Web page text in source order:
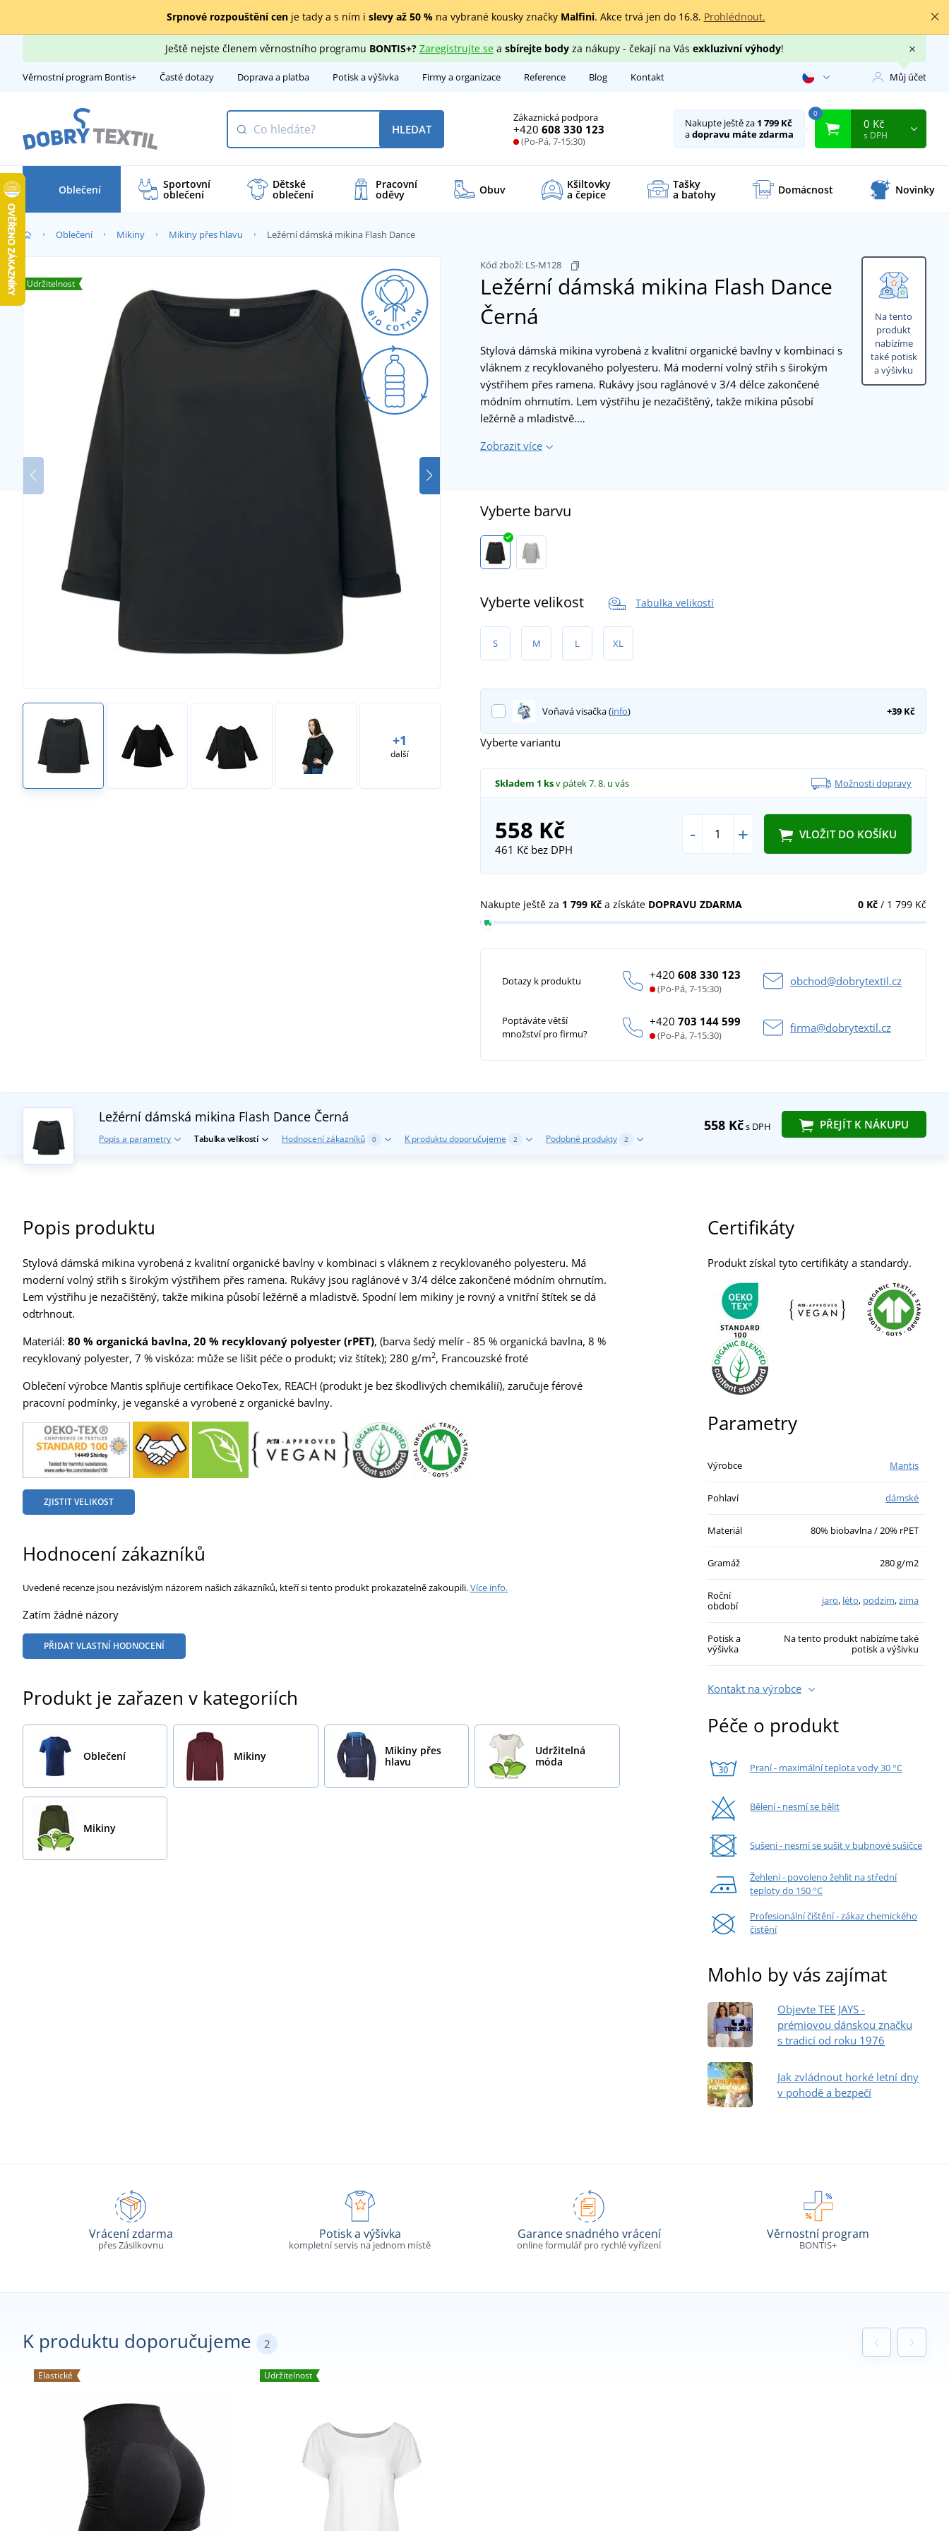
Srpnové rozpouštění cenje tady a s ním i slevy až 50 %na vybrané kousky značky Malfini. Akce trvá jen do 16.8. Prohlédnout.
Ještě nejste členem věrnostního programu BONTIS+? Zaregistrujte sea sbírejte bodyza nákupy - čekají na Vás exkluzivní výhody!
Věrnostní program Bontis+ Časté dotazy Doprava a platba Potisk a výšivka Firmy a organizace Reference Blog Kontakt Můj účet
Zákaznická podpora
+420 608 330 123
(Po-Pá, 7-15:30)
HLEDAT Nakupte ještě za 1 799 Kč
adopravu máte zdarma
0
0 Kč
s DPH
Oblečení Sportovní
oblečení
Dětské
oblečení
Pracovní
oděvy Obuv Kšiltovky
a čepice
Tašky
a batohy Domácnost Novinky
Oblečení Mikiny Mikiny přes hlavu Ležérní dámská mikina Flash Dance
Na tento
produkt
nabízíme
také potisk
a výšivku
Kód zboží: LS-M128
Ležérní dámská mikina Flash Dance
Černá
+1
další
Udržitelnost
Stylová dámská mikina vyrobená z kvalitní organické bavlny v kombinaci s
vláknem z recyklovaného polyesteru. Má moderní volný střih s širokým
výstřihem přes ramena. Rukávy jsou raglánové v 3/4 délce zakončené
módním ohrnutím. Lem výstřihu je nezačištěný, takže mikina působí
ležérně a mladistvě.…
Zobrazit více
Vyberte barvu
Vyberte velikost Tabulka velikostí
S M L XL
Voňavá visačka (info) +39 Kč
Vyberte variantu
Skladem 1 ksv pátek 7. 8. u vás Možnosti dopravy
558 Kč
461 Kčbez DPH
- + VLOŽIT DO KOŠÍKU
0 Kč/ 1 799 Kč
Nakupte ještě za 1 799 Kč a získáte DOPRAVU ZDARMA
Dotazy k produktu +420608 330 123
(Po-Pá, 7-15:30)
obchod@dobrytextil.cz
Poptáváte větší
množství pro firmu?
+420703 144 599
(Po-Pá, 7-15:30)
firma@dobrytextil.cz
558 Kčs DPH PŘEJÍT K NÁKUPU
Ležérní dámská mikina Flash Dance Černá
Popis a parametry Tabulka velikostí Hodnocení zákazníků 0 K produktu doporučujeme 2 Podobné produkty 2
Popis produktu
Stylová dámská mikina vyrobená z kvalitní organické bavlny v kombinaci s vláknem z recyklovaného polyesteru. Má
moderní volný střih s širokým výstřihem přes ramena. Rukávy jsou raglánové v 3/4 délce zakončené módním ohrnutím.
Lem výstřihu je nezačištěný, takže mikina působí ležérně a mladistvě. Spodní lem mikiny je rovný a vnitřní štítek se dá
odtrhnout.
Materiál: 80 % organická bavlna, 20 % recyklovaný polyester (rPET), (barva šedý melír - 85 % organická bavlna, 8 %
recyklovaný polyester, 7 % viskóza: může se lišit péče o produkt; viz štítek); 280 g/m2, Francouzské froté
Oblečení výrobce Mantis splňuje certifikace OekoTex, REACH (produkt je bez škodlivých chemikálií), zaručuje férové
pracovní podmínky, je veganské a vyrobené z organické bavlny.
ZJISTIT VELIKOST
Hodnocení zákazníků
Uvedené recenze jsou nezávislým názorem našich zákazníků, kteří si tento produkt prokazatelně zakoupili.Více info.
Zatím žádné názory
PŘIDAT VLASTNÍ HODNOCENÍ
Produkt je zařazen v kategoriích
Oblečení Mikiny
Mikiny přes
hlavu
Udržitelná
móda
Mikiny
Certifikáty
Produkt získal tyto certifikáty a standardy.
Parametry
Výrobce Mantis
Pohlaví dámské
Materiál 80% biobavlna / 20% rPET
Gramáž 280 g/m2
Roční
období
jaro, léto, podzim,zima
Potisk a
výšivka
Na tento produkt nabízíme také
potisk a výšivku
Kontakt na výrobce
Péče o produkt
Praní - maximální teplota vody 30 °C
Bělení - nesmí se bělit
Sušení - nesmí se sušit v bubnové sušičce
Žehlení - povoleno žehlit na střední
teploty do 150 °C
Profesionální čištění - zákaz chemického
čistění
Mohlo by vás zajímat
Objevte TEE JAYS -
prémiovou dánskou značku
s tradicí od roku 1976
Jak zvládnout horké letní dny
v pohodě a bezpečí
Vrácení zdarma
přes Zásilkovnu
Potisk a výšivka
kompletní servis na jednom místě
Garance snadného vrácení
online formulář pro rychlé vyřízení
Věrnostní program
BONTIS+
K produktu doporučujeme 2
Elastické Udržitelnost